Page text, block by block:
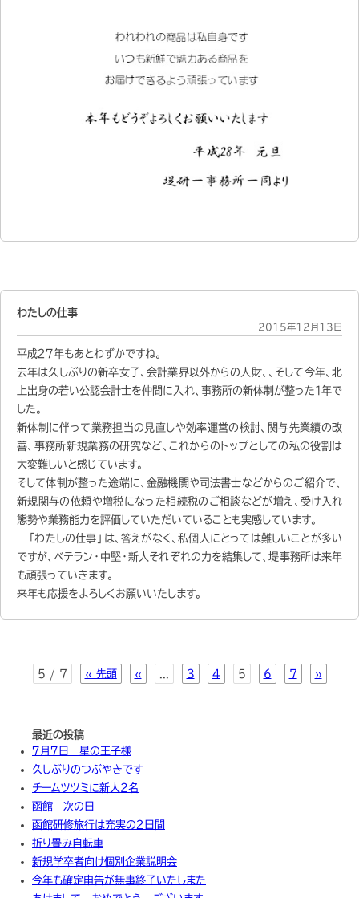
わたしの仕事
2015年12月13日
平成２７年もあとわずかですね。
去年は久しぶりの新卒女子、会計業界以外からの人財、、そして今年、北
上出身の若い公認会計士を仲間に入れ、事務所の新体制が整った１年で
した。
新体制に伴って業務担当の見直しや効率運営の検討、関与先業績の改
善、事務所新規業務の研究など、これからのトップとしての私の役割は
大変難しいと感じています。
そして体制が整った途端に、金融機関や司法書士などからのご紹介で、
新規関与の依頼や増税になった相続税のご相談などが増え、受け入れ
態勢や業務能力を評価していただいていることも実感しています。
「わたしの仕事」は、答えがなく、私個人にとっては難しいことが多い
ですが、ベテラン・中堅・新人それぞれの力を結集して、堤事務所は来年
も頑張っていきます。
来年も応援をよろしくお願いいたします。
5 / 7 « 先頭 « 3 4 5 6 7 »
最近の投稿
７月７日 星の王子様
久しぶりのつぶやきです
チームツツミに新人2名
函館 次の日
函館研修旅行は充実の２日間
折り畳み自転車
新規学卒者向け個別企業説明会
今年も確定申告が無事終了いたしまた